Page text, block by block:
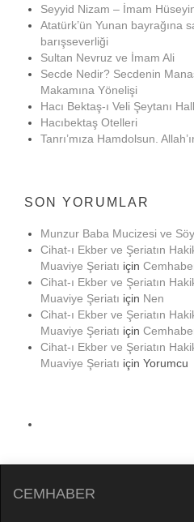
Seyyid Nizam – İmam
Atatürk’ün Yunan bayrağına
barışseverliği
Sultan Nevruz ve İmam Ali
Secde Nedir? Secdenin
Makamına Yönelişi
Hacı Bektaş-ı Veli Şeytanı
Hacıbektaş Otelleri
Tanrı’mıza Hamdolsun.
SON YORUMLAR
Munzur Baba Mucizesi ve
Cihat-ı Ekber ve Şeriatın
Muaviye Şeriatı için
Cihat-ı Ekber ve Şeriatın
Muaviye Şeriatı için Nen
Cihat-ı Ekber ve Şeriatın
Muaviye Şeriatı için
Cihat-ı Ekber ve Şeriatın
Muaviye Şeriatı için Yorumcu
CEMHABER